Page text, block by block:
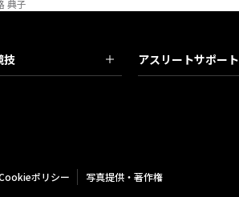
典子
技 アスリートサポート
ポリシー 写真提供・著作権